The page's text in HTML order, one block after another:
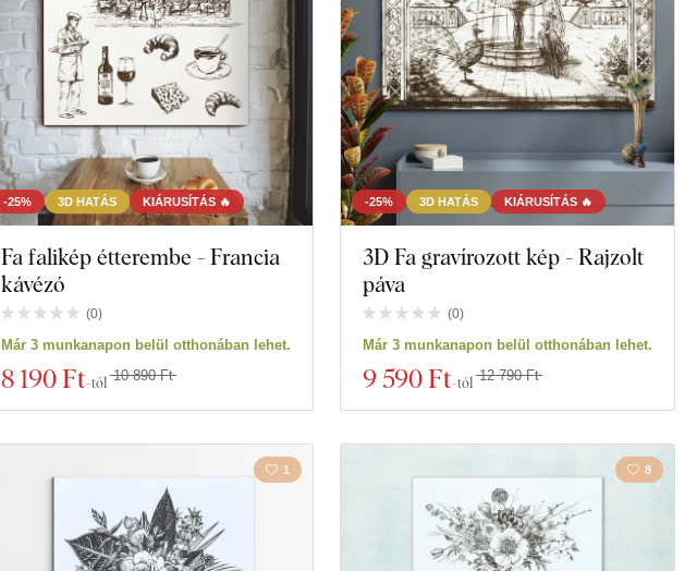
-25% 3D HATÁS KIÁRUSÍTÁS 🔥
Fa falikép étterembe - Francia
kávézó
(0)
Már 3 munkanapon belül otthonában lehet.
8 190 Ft-tól 10 890 Ft
-25% 3D HATÁS KIÁRUSÍTÁS 🔥
3D Fa gravírozott kép - Rajzolt
páva
(0)
Már 3 munkanapon belül otthonában lehet.
9 590 Ft-tól 12 790 Ft
1 8